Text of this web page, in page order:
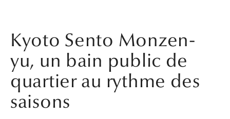
Kyoto Sento Monzen-
yu, un bain public de
quartier au rythme des
saisons